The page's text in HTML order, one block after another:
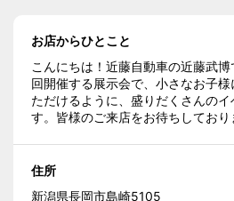
お店からひとこと
こんにちは！近藤自動車の近藤武
回開催する展示会で、小さなお子
ただけるように、盛りだくさんの
す。皆様のご来店をお待ちしており
住所
新潟県長岡市島崎5105